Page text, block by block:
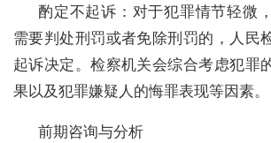
酌定不起诉：对于犯罪情节轻微
需要判处刑罚或者免除刑罚的，人民
起诉决定。检察机关会综合考虑犯罪
果以及犯罪嫌疑人的悔罪表现等因素。
前期咨询与分析